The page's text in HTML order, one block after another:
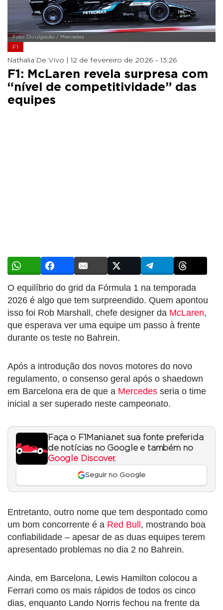
Foto: Divulgação / Mercedes
F1
Nathalia De Vivo | 12 de fevereiro de 2026 - 13:26
F1: McLaren revela surpresa com
“nível de competitividade” das
equipes
O equilíbrio do grid da Fórmula 1 na temporada
2026 é algo que tem surpreendido. Quem apontou
isso foi Rob Marshall, chefe designer da McLaren,
que esperava ver uma equipe um passo à frente
durante os teste no Bahrein.
Após a introdução dos novos motores do novo
regulamento, o consenso geral após o shaedown
em Barcelona era de que a Mercedes seria o time
inicial a ser superado neste campeonato.
Faça o F1Mania.net sua fonte preferida
de notícias no Google e também no
Google Discover.
Seguir no Google
Entretanto, outro nome que tem despontado como
um bom concorrente é a Red Bull , mostrando boa
confiabilidade – apesar de as duas equipes terem
apresentado problemas no dia 2 no Bahrein.
Ainda, em Barcelona, Lewis Hamilton colocou a
Ferrari como os mais rápidos de todos os cinco
dias, enquanto Lando Norris fechou na frente da